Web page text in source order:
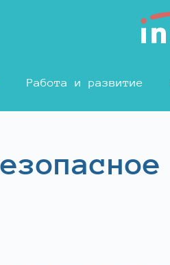
Работа и развитие